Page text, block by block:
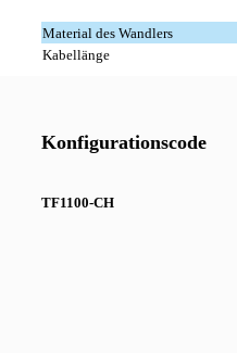
Material des Wandlers
Kabellänge
Konfigurationscode
TF1100-CH